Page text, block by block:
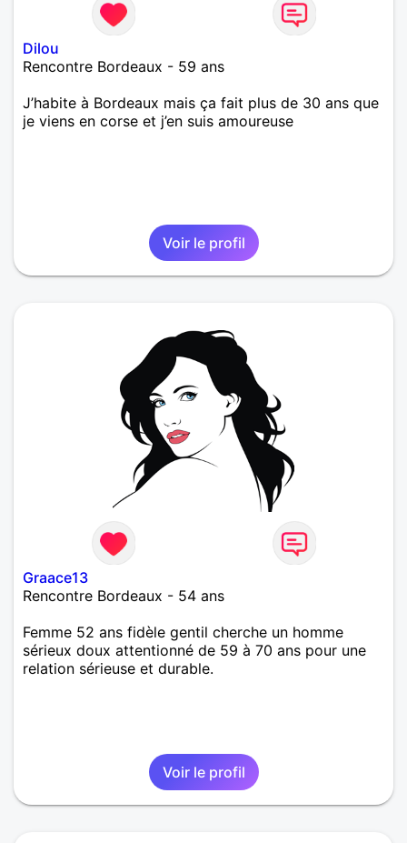
Dilou
Rencontre Bordeaux - 59 ans
J’habite à Bordeaux mais ça fait plus de 30 ans que
je viens en corse et j’en suis amoureuse
Voir le profil
Graace13
Rencontre Bordeaux - 54 ans
Femme 52 ans fidèle gentil cherche un homme
sérieux doux attentionné de 59 à 70 ans pour une
relation sérieuse et durable.
Voir le profil